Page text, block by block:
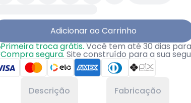
Adicionar ao Carrinho
Primeira troca grátis.Você tem até 30 dias
Compra segura.Site construído para a sua
Descrição Fabricação